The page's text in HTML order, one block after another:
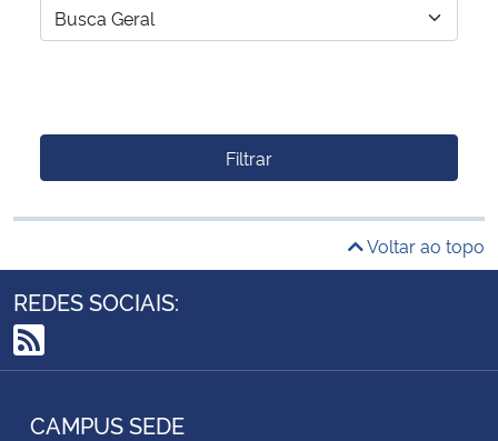
Filtrar
Voltar ao topo
REDES SOCIAIS:
RSS
CAMPUS SEDE